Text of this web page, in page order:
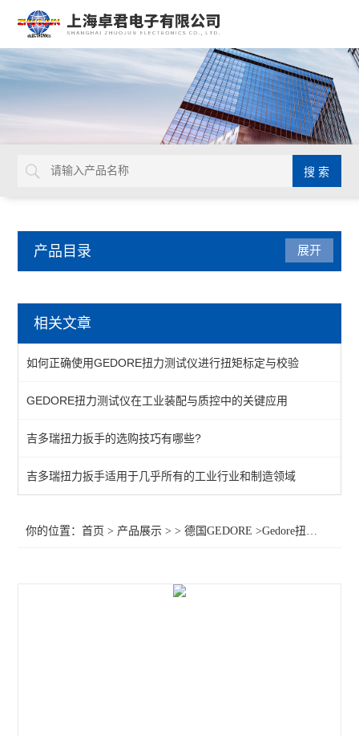
产品目录
延长杆
棘轮头
动态扭矩测试仪
扭力测试仪
接地螺柱扳手
展开
相关文章
如何正确使用GEDORE扭力测试仪进行扭矩标定与校验
GEDORE扭力测试仪在工业装配与质控中的关键应用
吉多瑞扭力扳手的选购技巧有哪些?
吉多瑞扭力扳手适用于几乎所有的工业行业和制造领域
你的位置：首页 > 产品展示 > >德国GEDORE >Gedore扭力分析仪传感器XR5HD扭矩传感器036530 扭矩传感器XR20HD